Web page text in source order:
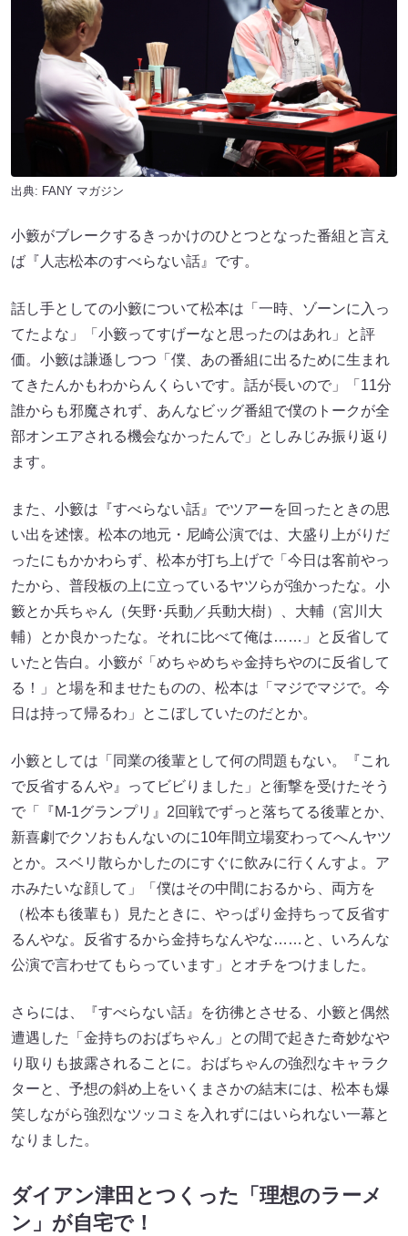
出典: FANY マガジン
小籔がブレークするきっかけのひとつとなった番組と言え
ば『人志松本のすべらない話』です。
話し手としての小籔について松本は「一時、ゾーンに入っ
てたよな」「小籔ってすげーなと思ったのはあれ」と評
価。小籔は謙遜しつつ「僕、あの番組に出るために生まれ
てきたんかもわからんくらいです。話が長いので」「11分
誰からも邪魔されず、あんなビッグ番組で僕のトークが全
部オンエアされる機会なかったんで」としみじみ振り返り
ます。
また、小籔は『すべらない話』でツアーを回ったときの思
い出を述懐。松本の地元・尼崎公演では、大盛り上がりだ
ったにもかかわらず、松本が打ち上げで「今日は客前やっ
たから、普段板の上に立っているヤツらが強かったな。小
籔とか兵ちゃん（矢野･兵動／兵動大樹）、大輔（宮川大
輔）とか良かったな。それに比べて俺は……」と反省して
いたと告白。小籔が「めちゃめちゃ金持ちやのに反省して
る！」と場を和ませたものの、松本は「マジでマジで。今
日は持って帰るわ」とこぼしていたのだとか。
小籔としては「同業の後輩として何の問題もない。『これ
で反省するんや』ってビビりました」と衝撃を受けたそう
で「『M-1グランプリ』2回戦でずっと落ちてる後輩とか、
新喜劇でクソおもんないのに10年間立場変わってへんヤツ
とか。スベリ散らかしたのにすぐに飲みに行くんすよ。ア
ホみたいな顔して」「僕はその中間におるから、両方を
（松本も後輩も）見たときに、やっぱり金持ちって反省す
るんやな。反省するから金持ちなんやな……と、いろんな
公演で言わせてもらっています」とオチをつけました。
さらには、『すべらない話』を彷彿とさせる、小籔と偶然
遭遇した「金持ちのおばちゃん」との間で起きた奇妙なや
り取りも披露されることに。おばちゃんの強烈なキャラク
ターと、予想の斜め上をいくまさかの結末には、松本も爆
笑しながら強烈なツッコミを入れずにはいられない一幕と
なりました。
ダイアン津田とつくった「理想のラーメ
ン」が自宅で！